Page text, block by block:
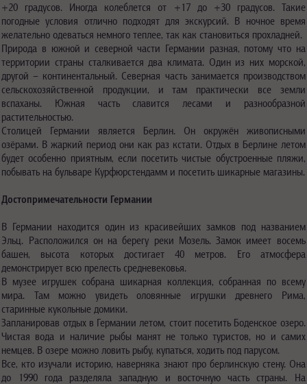
+20 градусов. Иногда колеблется от +17 до +30 градусов. Такие
погодные условия отлично подходят для экскурсий. В ночное время
желательно одеваться немного теплее, так как становиться прохладней.
Природа в южной и северной части Германии разная, потому что на
территории страны сталкивается два климата. Один из них морской,
другой – континентальный. Северная часть занимается производством
сельскохозяйственной продукции, и там практически все земли
вспаханы. Южная часть славится лесами и разнообразной
растительностью.
Столицей Германии является Берлин. Он окружён живописными
озёрами. В жаркий период они как раз кстати. Отдых в Берлине летом
будет особенно приятным, если посетить чистые обустроенные пляжи,
побывать на бульваре Курфюрстендамм и посетить шикарные магазины.
Достопримечательности Германии
В Германии находится один из красивейших замков под названием
Эльц. Расположился он на берегу реки Мозель. Замок имеет восемь
башен, высота которых достигает 40 метров. Его атмосфера
демонстрирует всю прелесть средневековья.
В музее игрушек собрана шикарная коллекция, собранная по всему
мира. Там можно увидеть оловянные игрушки древнего Рима,
старинные кукольные домики.
Запланировав отдых в Германии летом, стоит посетить Боденское озеро.
Чистая вода и наличие рыбы манят не только туристов, но и самих
немцев. В озере можно ловить рыбу, купаться, ходить под парусом.
Все, кто изучали историю, наверняка знают про берлинскую стену. Она
до 1990 года разделяла западную и восточную часть страны. На